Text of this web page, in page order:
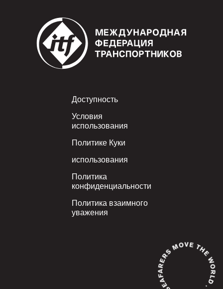
Footer
Доступность
Условия
использования
Политике Куки
использования
Политика
конфиденциальности
Политика взаимного
уважения